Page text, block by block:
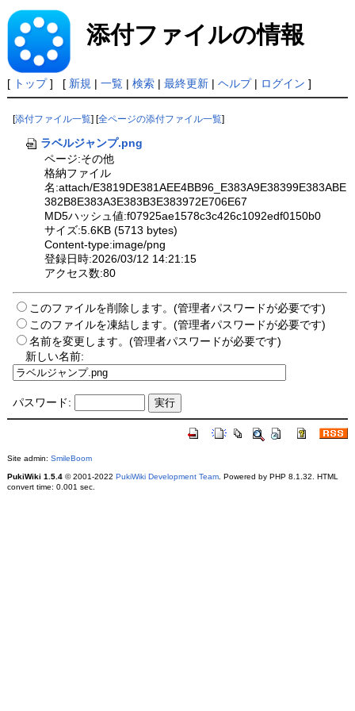
添付ファイルの情報
[ トップ] [ 新規 | 一覧| 検索| 最終更新| ヘルプ| ログイン ]
[添付ファイル一覧] [全ページの添付ファイル一覧]
ラベルジャンプ.png
ページ:その他
格納ファイル
名:attach/E3819DE381AEE4BB96_E383A9E38399E383ABE
382B8E383A3E383B3E383972E706E67
MD5ハッシュ値:f07925ae1578c3c426c1092edf0150b0
サイズ:5.6KB (5713 bytes)
Content-type:image/png
登録日時:2026/03/12 14:21:15
アクセス数:80
このファイルを削除します。(管理者パスワードが必要です)
このファイルを凍結します。(管理者パスワードが必要です)
名前を変更します。(管理者パスワードが必要です)
新しい名前:
パスワード:
Site admin: SmileBoom
PukiWiki 1.5.4© 2001-2022 PukiWiki Development Team. Powered by PHP 8.1.32. HTML
convert time: 0.001 sec.